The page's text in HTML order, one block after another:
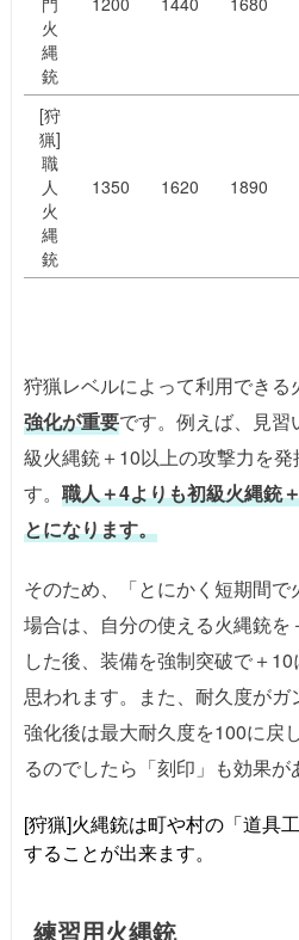
火
縄
銃
[狩
猟]
職
人
火
縄
銃
1350 1620 1890
狩猟レベルによって利用できる
強化が重要です。例えば、見
級火縄銃＋10以上の攻撃力を
す。 職人＋4よりも初級火縄銃
とになります。
そのため、「とにかく短期間で
場合は、自分の使える火縄銃
した後、装備を強制突破で＋
思われます。また、耐久度がガ
強化後は最大耐久度を100に戻
るのでしたら「刻印」も効果が
[狩猟]火縄銃は町や村の「道具工
することが出来ます。
練習用火縄銃